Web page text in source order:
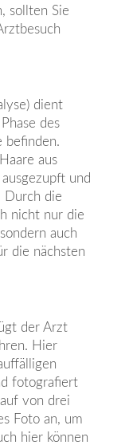
sollten Sie
dient
des
befinden.
aus
und
Durch die
nicht nur die
auch
die nächsten
der Arzt
Hier
fotografiert
von drei
Foto an, um
hier können